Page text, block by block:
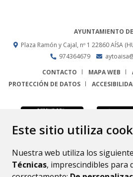
Este sitio utiliza
Nuestra web utiliza los
Técnicas, imprescindibles para
AYUNTAMIENTO
Plaza Ramón y Cajal, nº 1 22860 AÍSA
974364679
CONTACTO
MAPA WEB
PROTECCIÓN DE DATOS